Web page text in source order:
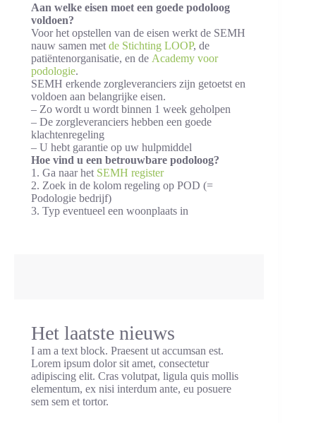
Aan welke eisen moet een goede podoloog
voldoen?
Voor het opstellen van de eisen werkt de SEMH
nauw samen met de Stichting LOOP, de
patiëntenorganisatie, en de Academy voor
podologie.
SEMH erkende zorgleveranciers zijn getoetst en
voldoen aan belangrijke eisen.
– Zo wordt u wordt binnen 1 week geholpen
– De zorgleveranciers hebben een goede
klachtenregeling
– U hebt garantie op uw hulpmiddel
Hoe vind u een betrouwbare podoloog?
1. Ga naar het SEMH register
2. Zoek in de kolom regeling op POD (=
Podologie bedrijf)
3. Typ eventueel een woonplaats in
Het laatste nieuws
I am a text block. Praesent ut accumsan est.
Lorem ipsum dolor sit amet, consectetur
adipiscing elit. Cras volutpat, ligula quis mollis
elementum, ex nisi interdum ante, eu posuere
sem sem et tortor.